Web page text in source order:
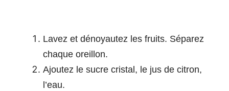
Lavez et dénoyautez les fruits. Séparez
chaque oreillon.
Ajoutez le sucre cristal, le jus de citron,
l’eau.